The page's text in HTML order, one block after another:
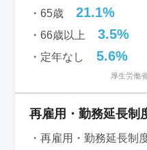
・65歳 21.1%
・66歳以上 3.5%
・定年なし 5.6%
厚生労働
再雇用・勤務延長制
・再雇用・勤務延長制